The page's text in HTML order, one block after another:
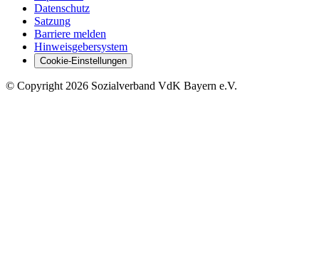
Datenschutz
Satzung
Barriere melden
Hinweisgebersystem
Cookie-Einstellungen
© Copyright 2026 Sozialverband VdK Bayern e.V.